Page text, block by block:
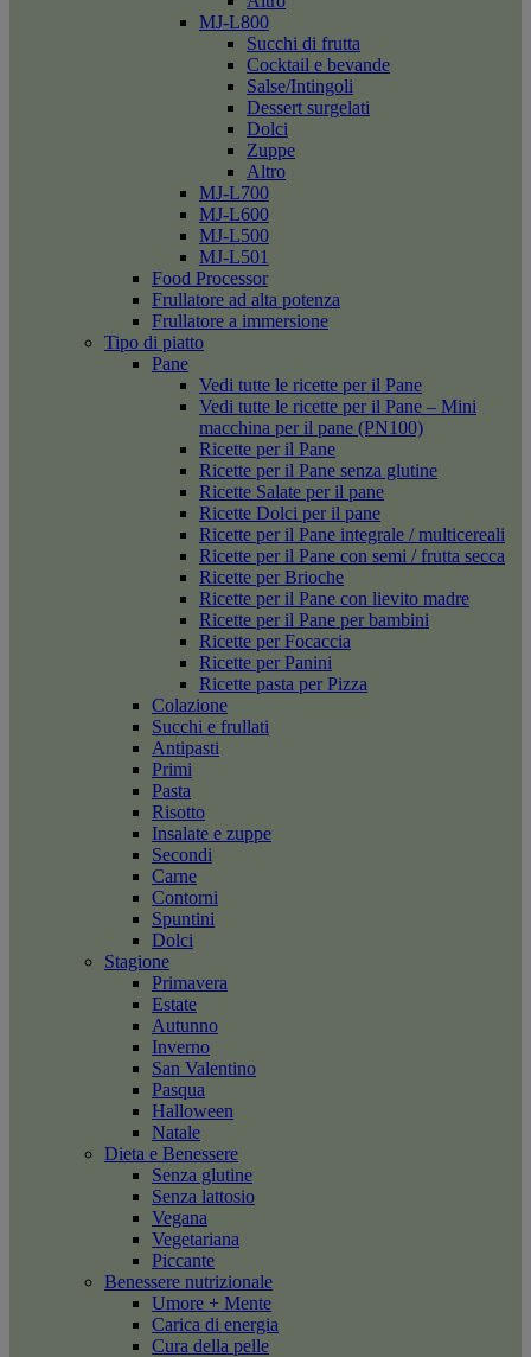
MJ-L800
Succhi di frutta
Cocktail e bevande
Salse/Intingoli
Dessert surgelati
Dolci
Zuppe
Altro
MJ-L700
MJ-L600
MJ-L500
MJ-L501
Food Processor
Frullatore ad alta potenza
Frullatore a immersione
Tipo di piatto
Pane
Vedi tutte le ricette per il Pane
Vedi tutte le ricette per il Pane – Mini
macchina per il pane (PN100)
Ricette per il Pane
Ricette per il Pane senza glutine
Ricette Salate per il pane
Ricette Dolci per il pane
Ricette per il Pane integrale / multicereali
Ricette per il Pane con semi / frutta secca
Ricette per Brioche
Ricette per il Pane con lievito madre
Ricette per il Pane per bambini
Ricette per Focaccia
Ricette per Panini
Ricette pasta per Pizza
Colazione
Succhi e frullati
Antipasti
Primi
Pasta
Risotto
Insalate e zuppe
Secondi
Carne
Contorni
Spuntini
Dolci
Stagione
Primavera
Estate
Autunno
Inverno
San Valentino
Pasqua
Halloween
Natale
Dieta e Benessere
Senza glutine
Senza lattosio
Vegana
Vegetariana
Piccante
Benessere nutrizionale
Umore + Mente
Carica di energia
Cura della pelle